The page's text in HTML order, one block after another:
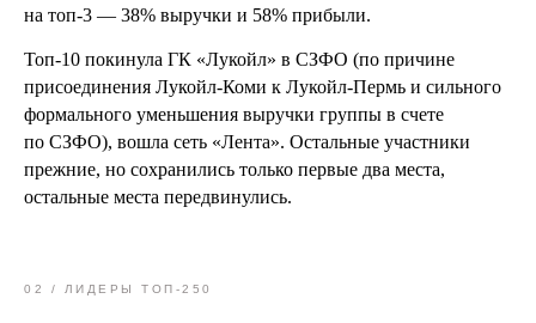
на топ-3 — 38% выручки и 58% прибыли.
Топ-10 покинула ГК «Лукойл» в СЗФО (по причине
присоединения Лукойл-Коми к Лукойл-Пермь и сильного
формального уменьшения выручки группы в счете
по СЗФО), вошла сеть «Лента». Остальные участники
прежние, но сохранились только первые два места,
остальные места передвинулись.
02 / ЛИДЕРЫ ТОП-250